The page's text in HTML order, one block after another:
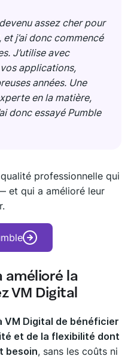
assez cher pour
j’ai donc commencé
J’utilise avec
applications,
années. Une
en la matière,
donc essayé Pumble
professionnelle qui
et qui a amélioré leur
amélioré la
VM Digital
VM Digital de bénéficier
et de la flexibilité dont
besoin, sans les coûts ni